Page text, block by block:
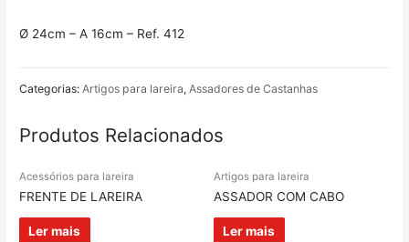
Ø 24cm – A 16cm – Ref. 412
Categorias: Artigos para lareira, Assadores de Castanhas
Produtos Relacionados
Acessórios para lareira
FRENTE DE LAREIRA
Ler mais
Artigos para lareira
ASSADOR COM CABO
Ler mais